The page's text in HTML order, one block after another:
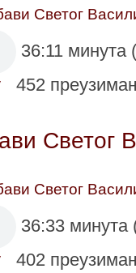
Светог
36:11
452
Светог
Светог
36:33
402